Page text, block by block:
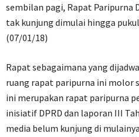
sembilan pagi, Rapat Paripurna
tak kunjung dimulai hingga
(07/01/18)
Rapat sebagaimana yang
ruang rapat paripurna ini molor
ini merupakan rapat paripurna
inisiatif DPRD dan laporan III
media belum kunjung di